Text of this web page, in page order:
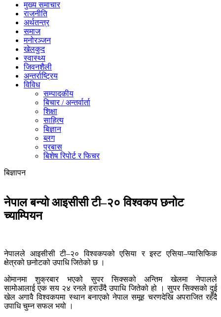
मुख्य समाचार
राजनीति
अर्थतन्त्र
समाज
मनोरञ्जन
खेलकुद
स्वास्थ्य
जिवनशैली
अन्तर्राष्ट्रिय
विविध
सम्पादकीय
बिचार / अन्तर्वार्ता
शिक्षा
साहित्य
बिज्ञान
ब्लग
प्रबास
बिशेष रिपोर्ट र फिचर
बिज्ञापन
नेपाल बन्यो आइसीसी टी–२० विश्वकप छनोट
च्याम्पियन
नेपालले आइसीसी टी–२० विश्वकपको एसिया र इस्ट एसिया–प्यासिफिक
क्षेत्रको छनोटको उपाधि जितेको छ ।
ओमानमा शुक्रबार भएको सुपर सिक्सको अन्तिम खेलमा नेपालले
सामोआलाई एक सय २४ रनले हराउँदै उपाधि जितेको हो । सुपर सिक्सको दुई
खेल अगावै विश्वकपमा स्थान बनाएको नेपाल समूह चरणदेखि अपराजित रहँदै
उपाधि चुम्न सफल भयो ।